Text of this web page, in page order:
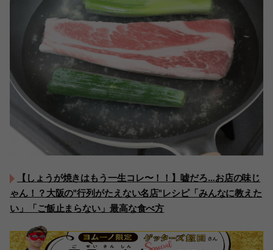
【しょうが焼きはもう一生コレ〜！！】嘘だろ…お店の味じ
ゃん！？大阪の"行列がたえない名店"レシピ「みんなに教えた
い」「ご飯止まらない」最高な食べ方